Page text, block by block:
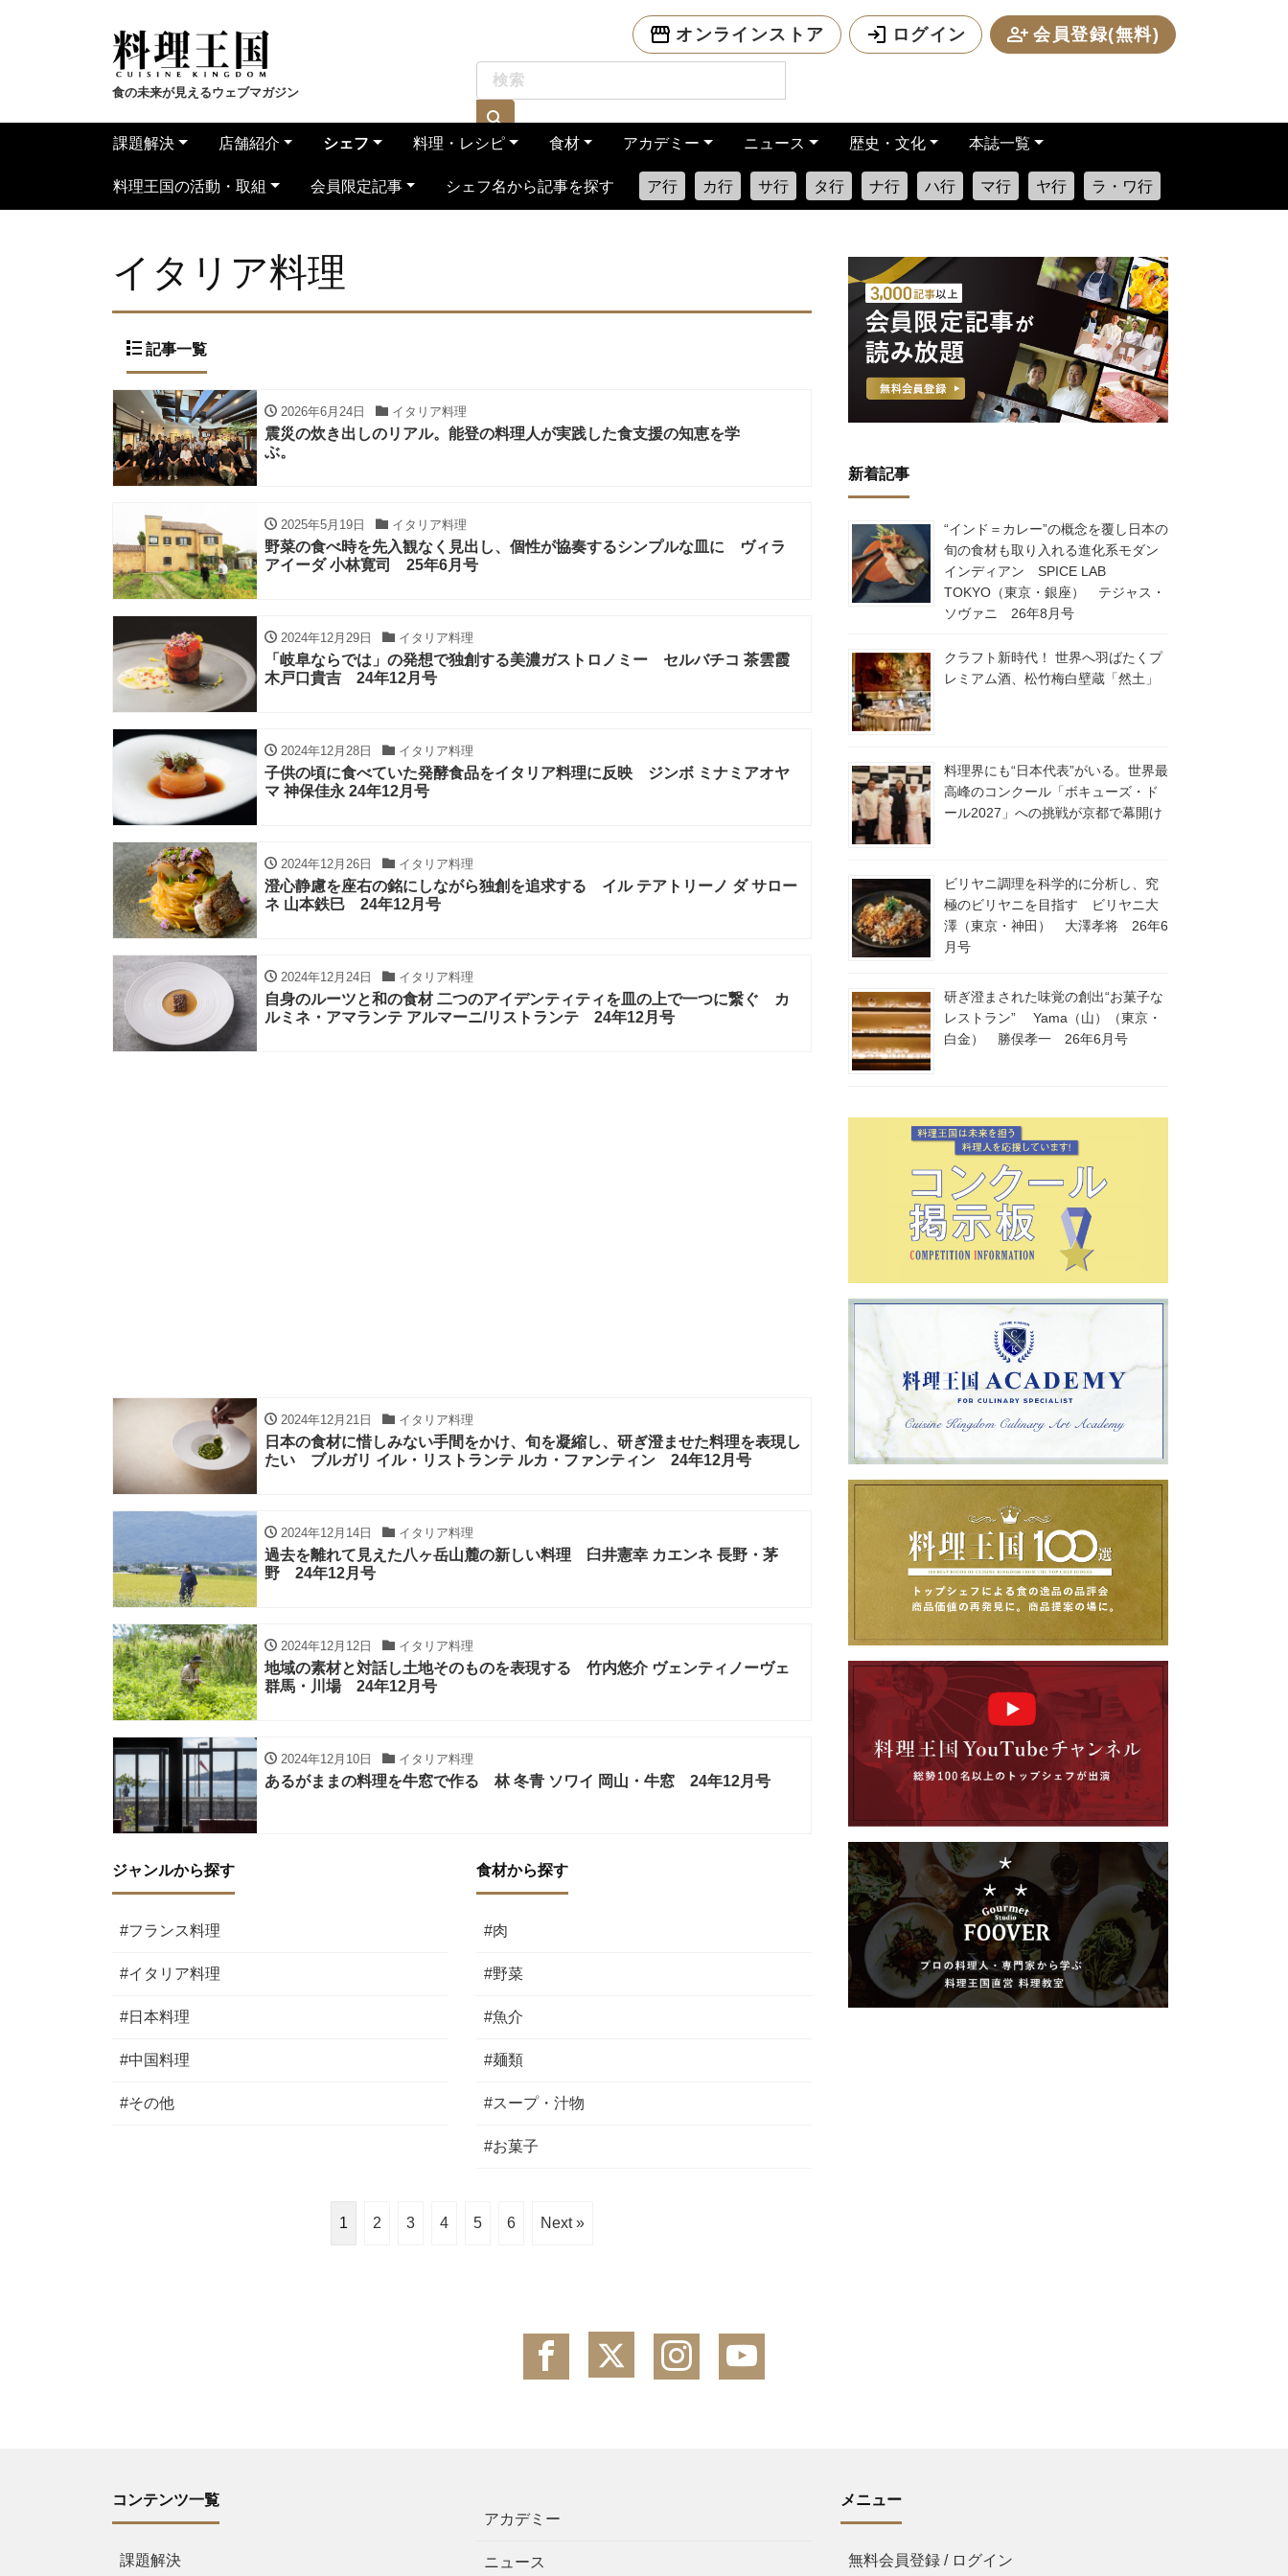
食の未来が見えるウェブマガジン
オンラインストア ログイン 会員登録(無料)
課題解決 店舗紹介 シェフ 料理・レシピ 食材 アカデミー ニュース 歴史・文化 本誌一覧
料理王国の活動・取組 会員限定記事 シェフ名から記事を探す ア行 カ行 サ行 タ行 ナ行 ハ行 マ行 ヤ行 ラ・ワ行
イタリア料理
記事一覧
2026年6月24日 イタリア料理
震災の炊き出しのリアル。能登の料理人が実践した食支援の知恵を学
ぶ。
2025年5月19日 イタリア料理
野菜の食べ時を先入観なく見出し、個性が協奏するシンプルな皿に ヴィラ
アイーダ 小林寛司 25年6月号
2024年12月29日 イタリア料理
「岐阜ならでは」の発想で独創する美濃ガストロノミー セルバチコ 茶雲霞
木戸口貴吉 24年12月号
2024年12月28日 イタリア料理
子供の頃に食べていた発酵食品をイタリア料理に反映 ジンボ ミナミアオヤ
マ 神保佳永 24年12月号
2024年12月26日 イタリア料理
澄心静慮を座右の銘にしながら独創を追求する イル テアトリーノ ダ サロー
ネ 山本鉄巳 24年12月号
2024年12月24日 イタリア料理
自身のルーツと和の食材 二つのアイデンティティを皿の上で一つに繋ぐ カ
ルミネ・アマランテ アルマーニ/リストランテ 24年12月号
2024年12月21日 イタリア料理
日本の食材に惜しみない手間をかけ、旬を凝縮し、研ぎ澄ませた料理を表現し
たい ブルガリ イル・リストランテ ルカ・ファンティン 24年12月号
2024年12月14日 イタリア料理
過去を離れて見えた八ヶ岳山麓の新しい料理 臼井憲幸 カエンネ 長野・茅
野 24年12月号
2024年12月12日 イタリア料理
地域の素材と対話し土地そのものを表現する 竹内悠介 ヴェンティノーヴェ
群馬・川場 24年12月号
2024年12月10日 イタリア料理
あるがままの料理を牛窓で作る 林 冬青 ソワイ 岡山・牛窓 24年12月号
ジャンルから探す
#フランス料理
#イタリア料理
#日本料理
#中国料理
#その他
食材から探す
#肉
#野菜
#魚介
#麺類
#スープ・汁物
#お菓子
1 2 3 4 5 6 Next »
新着記事
“インド＝カレー”の概念を覆し日本の
旬の食材も取り入れる進化系モダン
インディアン SPICE LAB
TOKYO（東京・銀座） テジャス・
ソヴァニ 26年8月号
クラフト新時代！ 世界へ羽ばたくプ
レミアム酒、松竹梅白壁蔵「然土」
料理界にも“日本代表”がいる。世界最
高峰のコンクール「ボキューズ・ド
ール2027」への挑戦が京都で幕開け
ビリヤニ調理を科学的に分析し、究
極のビリヤニを目指す ビリヤニ大
澤（東京・神田） 大澤孝将 26年6
月号
研ぎ澄まされた味覚の創出“お菓子な
レストラン” Yama（山）（東京・
白金） 勝俣孝一 26年6月号
コンテンツ一覧
課題解決
アカデミー
ニュース
メニュー
無料会員登録 / ログイン